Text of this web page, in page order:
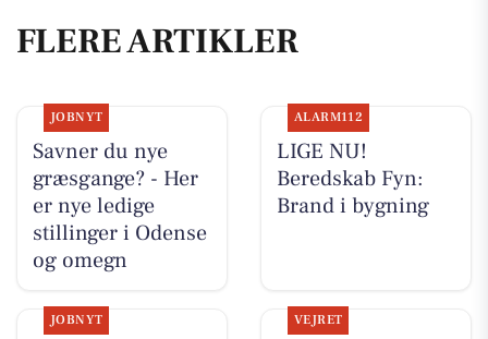
FLERE ARTIKLER
JOBNYT
Savner du nye
græsgange? - Her
er nye ledige
stillinger i Odense
og omegn
ALARM112
LIGE NU!
Beredskab Fyn:
Brand i bygning
JOBNYT VEJRET